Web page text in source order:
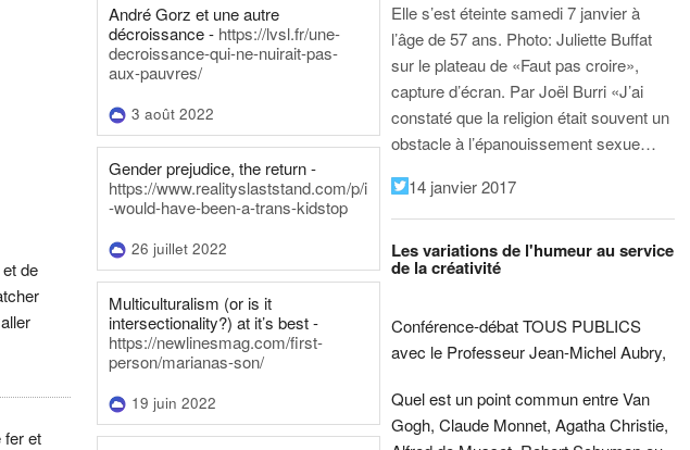
de
fer et
André Gorz et une autre
décroissance - https://lvsl.fr/une-
decroissance-qui-ne-nuirait-pas-
aux-pauvres/
3 août 2022
Gender prejudice, the return -
https://www.realityslaststand.com/p/i
-would-have-been-a-trans-kidstop
26 juillet 2022
Multiculturalism (or is it
intersectionality?) at it’s best -
https://newlinesmag.com/first-
person/marianas-son/
19 juin 2022
Elle s’est éteinte samedi 7 janvier à
l’âge de 57 ans. Photo: Juliette Buffat
sur le plateau de «Faut pas croire»,
capture d’écran. Par Joël Burri «J’ai
constaté que la religion était souvent un
obstacle à l’épanouissement sexue…
14 janvier 2017
Les variations de l'humeur au service
de la créativité
Conférence-débat TOUS PUBLICS
avec le Professeur Jean-Michel Aubry,
Quel est un point commun entre Van
Gogh, Claude Monnet, Agatha Christie,